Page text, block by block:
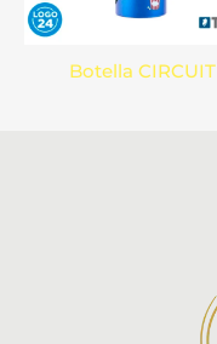
Botella CIRCUIT